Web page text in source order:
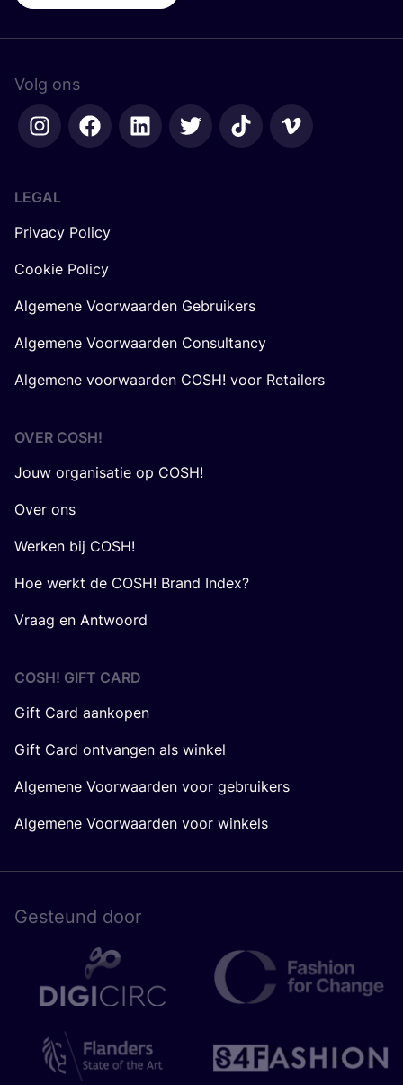
Volg ons
LEGAL
Privacy Policy
Cookie Policy
Algemene Voorwaarden Gebruikers
Algemene Voorwaarden Consultancy
Algemene voorwaarden COSH! voor Retailers
OVER COSH!
Jouw organisatie op COSH!
Over ons
Werken bij COSH!
Hoe werkt de COSH! Brand Index?
Vraag en Antwoord
COSH! GIFT CARD
Gift Card aankopen
Gift Card ontvangen als winkel
Algemene Voorwaarden voor gebruikers
Algemene Voorwaarden voor winkels
Gesteund door